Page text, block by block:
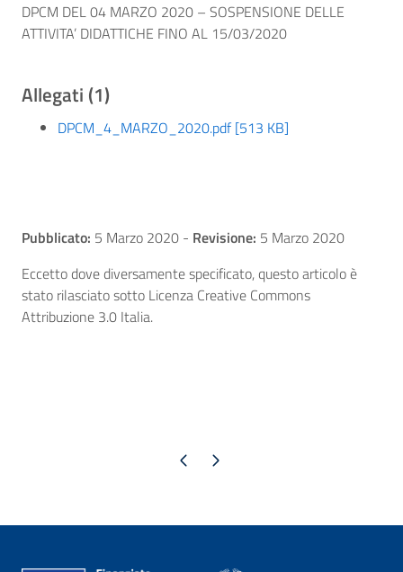
DPCM DEL 04 MARZO 2020 – SOSPENSIONE DELLE
ATTIVITA’ DIDATTICHE FINO AL 15/03/2020
Allegati (1)
DPCM_4_MARZO_2020.pdf [513 KB]
Pubblicato: 5 Marzo 2020 - Revisione: 5 Marzo 2020
Eccetto dove diversamente specificato, questo articolo è
stato rilasciato sotto Licenza Creative Commons
Attribuzione 3.0 Italia.
Pagina precedente
Pagina successiva